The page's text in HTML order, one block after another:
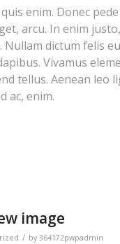
enim. Donec
arcu. In enim
Nullam dictum felis
Vivamus
tellus. Aenean leo
ac, enim.
image
/ by 364172pwpadmin